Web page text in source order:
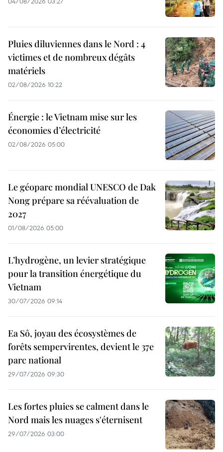
Pluies diluviennes dans le Nord : 4
victimes et de nombreux dégâts
matériels
02/08/2026 10:22
Énergie : le Vietnam mise sur les
économies d’électricité
02/08/2026 05:00
Le géoparc mondial UNESCO de Dak
Nong prépare sa réévaluation de
2027
01/08/2026 05:00
L’hydrogène, un levier stratégique
pour la transition énergétique du
Vietnam
30/07/2026 09:14
Ea Sô, joyau des écosystèmes de
forêts sempervirentes, devient le 37e
parc national
29/07/2026 09:30
Les fortes pluies se calment dans le
Nord mais les nuages s'éternisent
29/07/2026 03:00